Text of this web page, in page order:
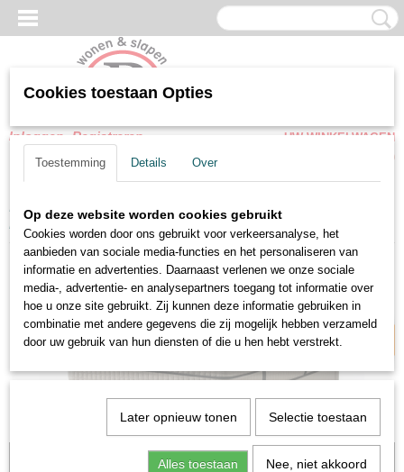
Inloggen Registreren
UW WINKELWAGEN
(0)
Home > Opbergbedden > Snel leverbare Opbergbedden met
matras
Boxspring Alice met Opbergruimte - Taupe - Incl. Matras
Aanbieding
Snel leverbaar
Cookies toestaan Opties
Toestemming Details Over
Op deze website worden cookies gebruikt
Cookies worden door ons gebruikt voor verkeersanalyse, het
aanbieden van sociale media-functies en het personaliseren van
informatie en advertenties. Daarnaast verlenen we onze sociale
media-, advertentie- en analysepartners toegang tot informatie over
hoe u onze site gebruikt. Zij kunnen deze informatie gebruiken in
combinatie met andere gegevens die zij mogelijk hebben verzameld
door uw gebruik van hun diensten of die u hen hebt verstrekt.
Later opnieuw tonen Selectie toestaan
Alles toestaan Nee, niet akkoord